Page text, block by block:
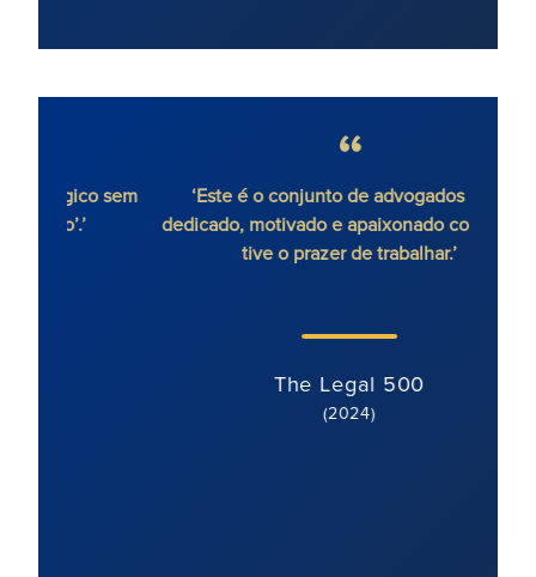
‘Este é o conjunto de advogados mais
dedicado, motivado e apaixonado com quem
tive o prazer de trabalhar.’
The Legal 500